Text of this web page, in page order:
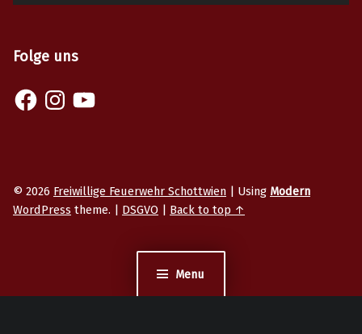
Menu
Folge uns
FacebookInstagram
© 2026 Freiwillige Feuerwehr Schottwien | Using Modern
WordPress theme. | DSGVO | Back to top ↑